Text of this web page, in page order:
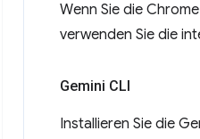
Wenn Sie die
verwenden Sie die
Gemini CLI
Installieren Sie die